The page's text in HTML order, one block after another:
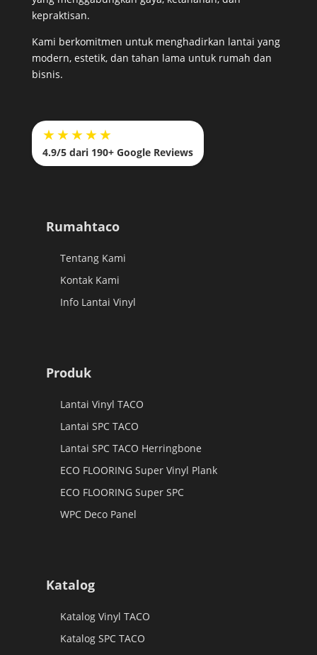
kepraktisan.
Kami berkomitmen untuk menghadirkan lantai yang
modern, estetik, dan tahan lama untuk rumah dan
bisnis.
★★★★★
4.9/5 dari 190+ Google Reviews
Rumahtaco
Tentang Kami
Kontak Kami
Info Lantai Vinyl
Produk
Lantai Vinyl TACO
Lantai SPC TACO
Lantai SPC TACO Herringbone
ECO FLOORING Super Vinyl Plank
ECO FLOORING Super SPC
WPC Deco Panel
Katalog
Katalog Vinyl TACO
Katalog SPC TACO